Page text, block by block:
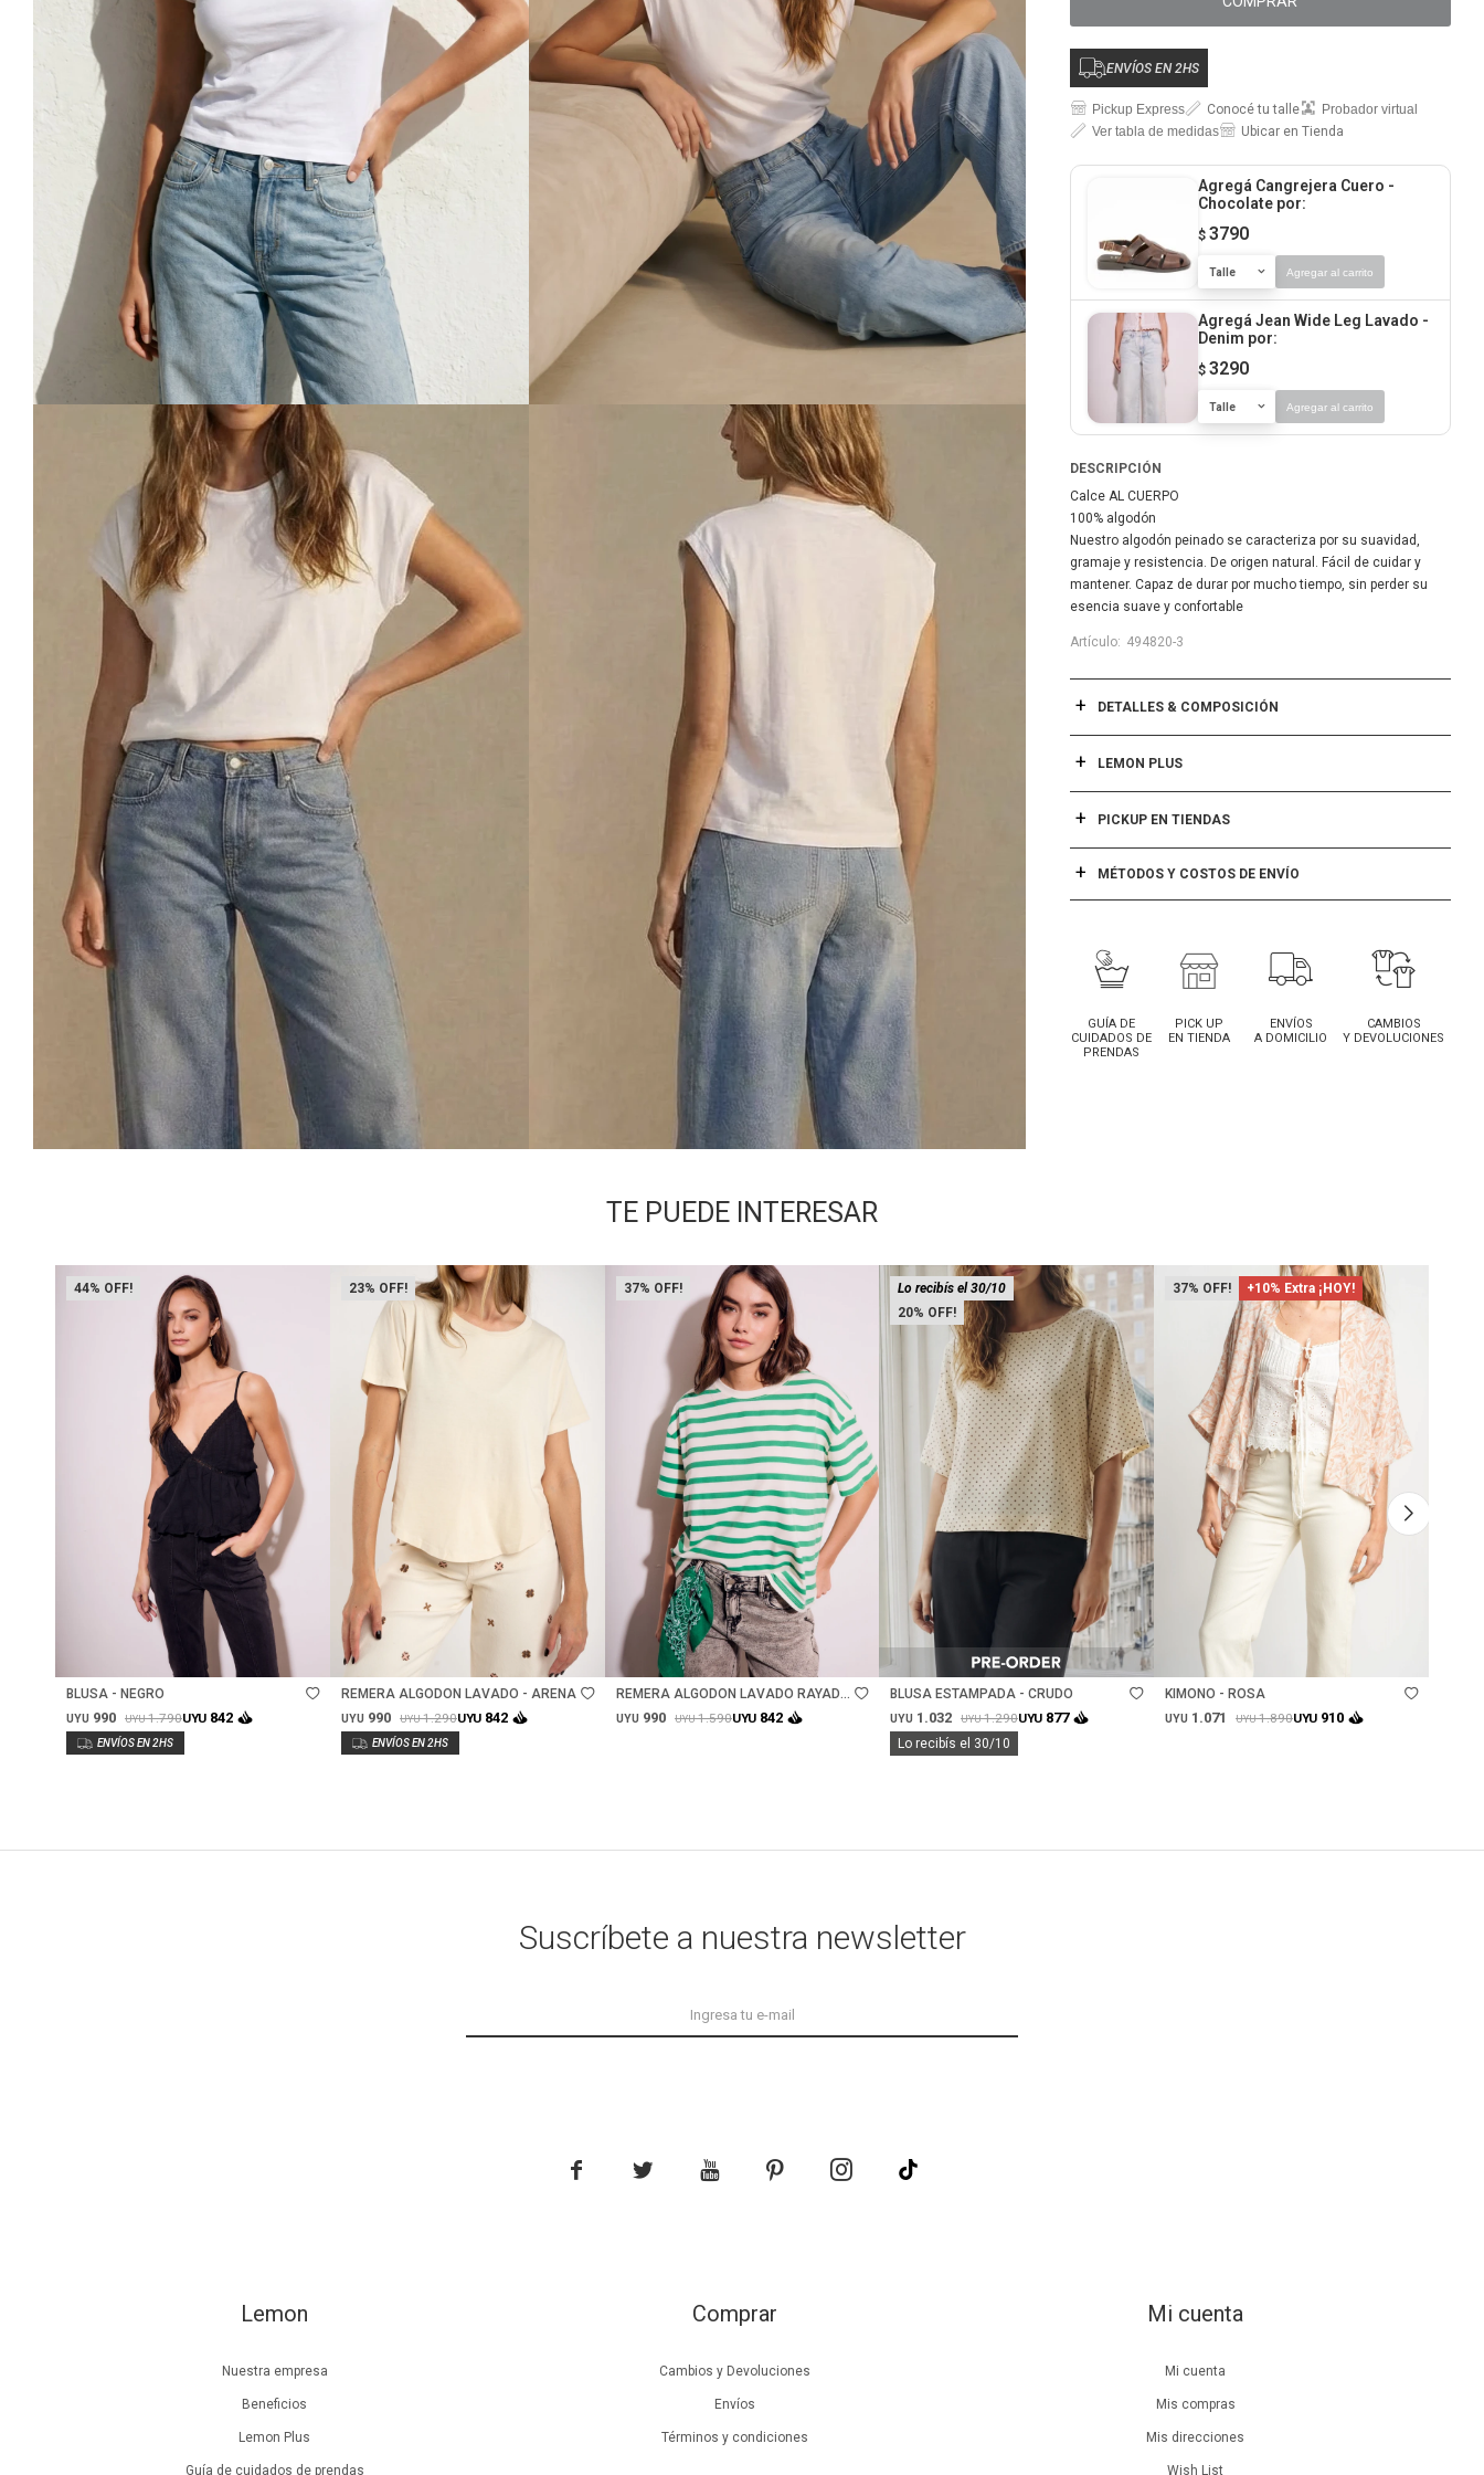
ENVÍOS EN 2HS
Pickup Express Conocé tu talle
Probador virtual
Ver tabla de medidas
Ubicar en Tienda
Agregá Cangrejera Cuero -
Chocolate por:
$ 3790
Talle Agregar al carrito
Agregá Jean Wide Leg Lavado -
Denim por:
$ 3290
Talle Agregar al carrito
DESCRIPCIÓN
Calce AL CUERPO
100% algodón
Nuestro algodón peinado se caracteriza por su suavidad,
gramaje y resistencia. De origen natural. Fácil de cuidar y
mantener. Capaz de durar por mucho tiempo, sin perder su
esencia suave y confortable
494820-3
DETALLES & COMPOSICIÓN
LEMON PLUS
PICKUP EN TIENDAS
MÉTODOS Y COSTOS DE ENVÍO
GUÍA DE
CUIDADOS DE
PRENDAS
PICK UP
EN TIENDA
ENVÍOS
A DOMICILIO
CAMBIOS
Y DEVOLUCIONES
TE PUEDE INTERESAR
44
BLUSA - NEGRO
UYU 990 UYU1.790UYU 842
23
REMERA ALGODON LAVADO - ARENA
UYU 990 UYU1.290UYU 842
37
Talle
REMERA ALGODON LAVADO RAYADA
VERDE - VERDE
UYU 990 UYU1.590UYU 842
20
Lo recibís el 30/10
Talle
BLUSA ESTAMPADA - CRUDO
UYU 1.032 UYU1.290UYU 877
Lo recibís el 30/10
37 +10% Extra ¡HOY!
KIMONO - ROSA
UYU 1.071 UYU1.890UYU 910
Lemon
Nuestra empresa
Beneficios
Lemon Plus
Guía de cuidados de prendas
Comprar
Cambios y Devoluciones
Envíos
Términos y condiciones
Mi cuenta
Mi cuenta
Mis compras
Mis direcciones
Wish List
Suscríbete a nuestra newsletter
    